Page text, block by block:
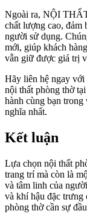
Ngoài ra, NỘI
chất lượng cao, đảm
người sử dụng.
mới, giúp khách
vẫn giữ được giá trị
Hãy liên hệ ngay
nội thất phòng thờ
hành cùng bạn
nghĩa nhất.
Kết luận
Lựa chọn nội thất
trang trí mà còn là
và tâm linh của
và khí hậu đặc
phòng thờ cần sự